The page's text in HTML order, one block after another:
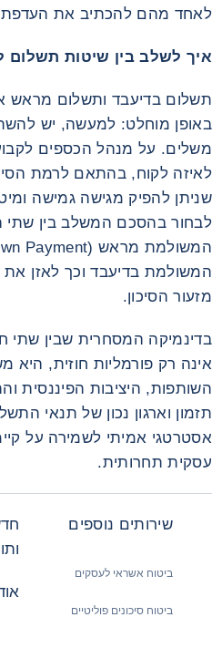
לאחד מהם להכתיב את
איך לשלב בין שיטות תשלום
תשלום בדיעבד ותשלום מראש
באופן מוחלט: למעשה, יש
משלים. על מנהל הכספים
לאיזה לקוח, בהתאם לרמת
שניתן להפיק מגישה גמישה
לבחור בהסכם המשלב בין שתי
המשולמת בדיעבד וכך לאזן את
מזעור הסיכון.
בדינמיקה המסחרית שבין שתי
אינה רק פורמליות חוזית, היא
השותפות, היציבות הפיננסית
תזמון וארגון נכון של תנאי
אסטרטגי אמיתי לשמירה על
עסקית תחרותית.
שירותים נוספים
ביטוח אשראי לעסקים
ביטוח סיכונים פוליטיים